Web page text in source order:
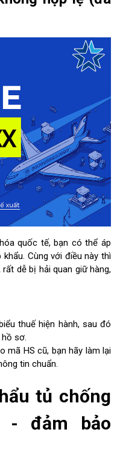
quốc tế, bạn có thể áp
Cùng với điều này thì
dễ bị hải quan giữ hàng,
thuế hiện hành, sau đó
sơ.
mã HS cũ, bạn hãy làm lại
tin chuẩn.
tủ chống
- đảm bảo